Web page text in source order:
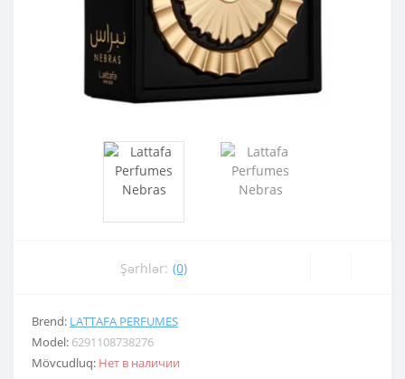
Şərhlər: (0)
Brend: LATTAFA PERFUMES
Model: 6291108738276
Mövcudluq: Нет в наличии